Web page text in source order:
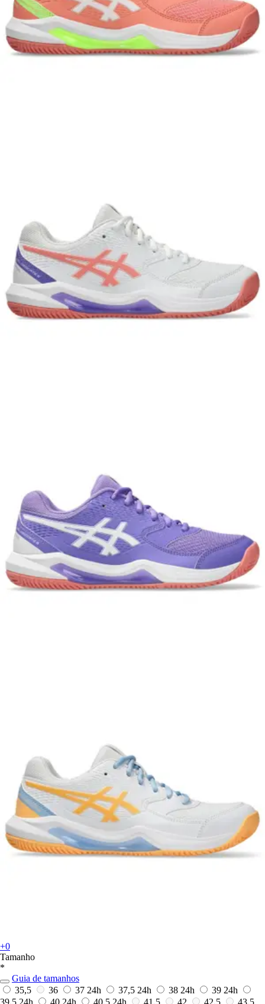
+0
Tamanho
*
Guia de tamanhos
35,5
36 37 24h 37,5 24h 38 24h 39 24h
39,5 24h 40 24h 40,5 24h 41,5 42 42,5
43,5